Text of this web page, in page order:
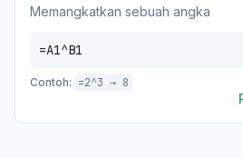
Memangkatkan sebuah angka
=A1^B1
Contoh: =2^3 → 8